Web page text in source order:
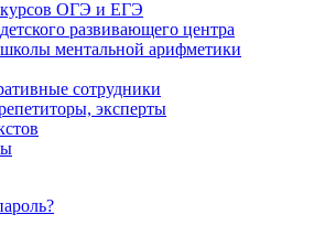
ОГЭ и ЕГЭ
развивающего центра
ментальной арифметики
сотрудники
эксперты